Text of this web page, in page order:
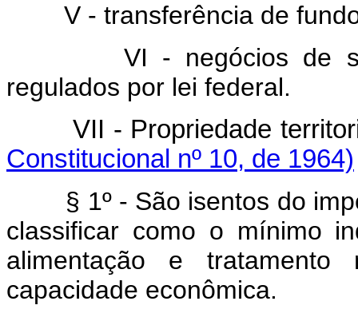
V - transferência de
VI - negócios de
regulados por lei federal.
VII - Propriedade
Constitucional nº 10, de 1964)
§ 1º - São isentos do
classificar como o mínimo
alimentação e
capacidade econômica.